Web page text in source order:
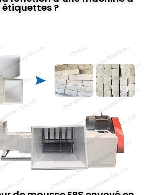
étiquettes ?